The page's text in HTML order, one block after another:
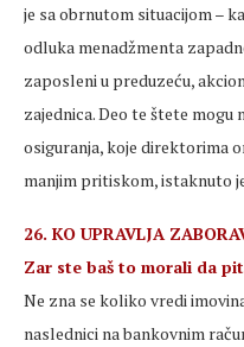
je sa obrnutom situacijom –
odluka menadžmenta
zaposleni u preduzeću,
zajednica. Deo te štete
osiguranja, koje direktorima
manjim pritiskom, istaknuto
26. KO UPRAVLJA
Zar ste baš to morali da
Ne zna se koliko vredi
naslednici na bankovnim